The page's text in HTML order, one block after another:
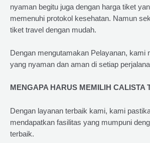
nyaman begitu juga dengan harga tiket
memenuhi protokol kesehatan. Namun
tiket travel dengan mudah.
Dengan mengutamakan Pelayanan, kami
yang nyaman dan aman di setiap
MENGAPA HARUS MEMILIH CALISTA
Dengan layanan terbaik kami, kami
mendapatkan fasilitas yang mumpuni
terbaik.